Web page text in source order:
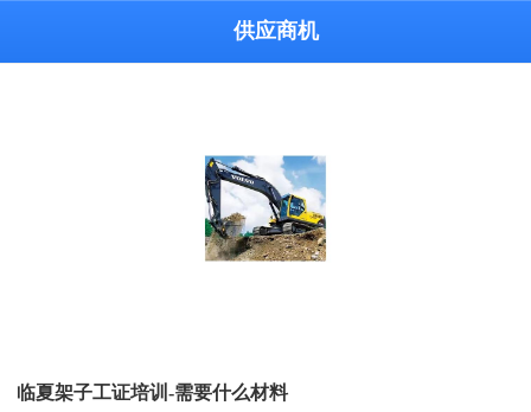
供应商机
临夏架子工证培训-需要什么材料